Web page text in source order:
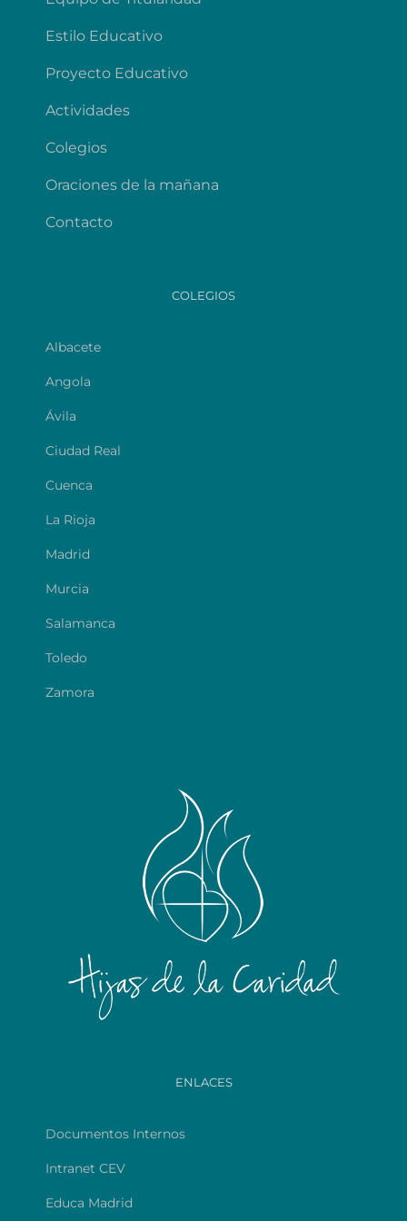
Estilo Educativo
Proyecto Educativo
Actividades
Colegios
Oraciones de la mañana
Contacto
COLEGIOS
Albacete
Angola
Ávila
Ciudad Real
Cuenca
La Rioja
Madrid
Murcia
Salamanca
Toledo
Zamora
ENLACES
Documentos Internos
Intranet CEV
Educa Madrid